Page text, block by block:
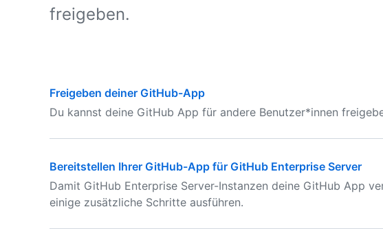
freigeben.
Freigeben deiner GitHub-App
Du kannst deine GitHub App für andere Benutzer*innen
Bereitstellen Ihrer GitHub-App für GitHub Enterprise Server
Damit GitHub Enterprise Server-Instanzen deine GitHub App
einige zusätzliche Schritte ausführen.